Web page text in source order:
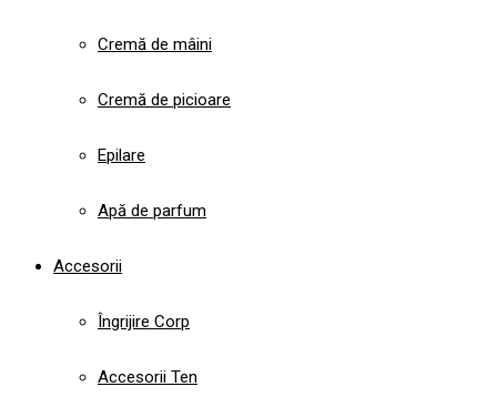
Cremă de mâini
Cremă de picioare
Epilare
Apă de parfum
Accesorii
Îngrijire Corp
Accesorii Ten